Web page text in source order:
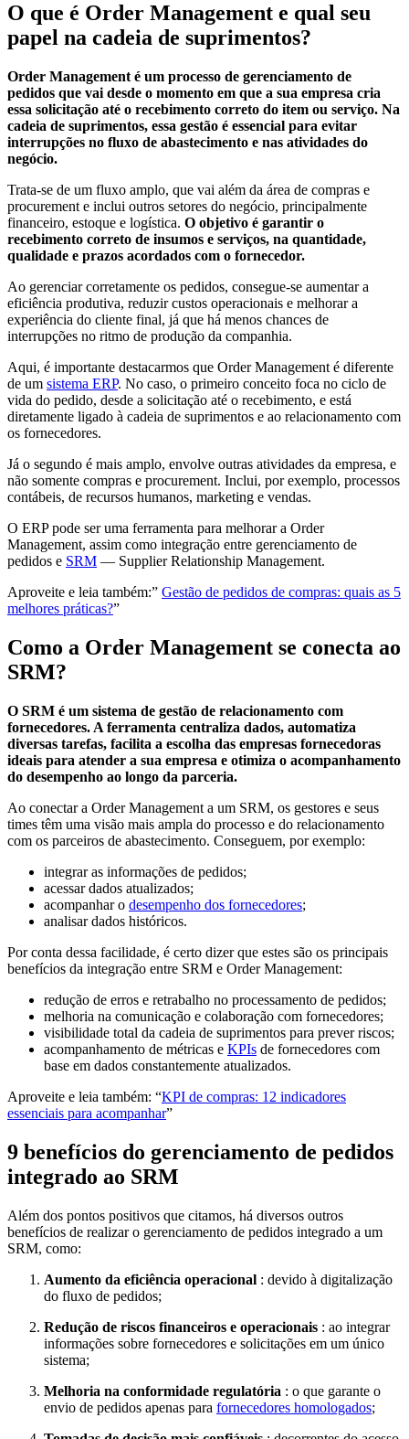
O que é Order Management e qual seu
papel na cadeia de suprimentos?
Order Management é um processo de gerenciamento de
pedidos que vai desde o momento em que a sua empresa cria
essa solicitação até o recebimento correto do item ou serviço. Na
cadeia de suprimentos, essa gestão é essencial para evitar
interrupções no fluxo de abastecimento e nas atividades do
negócio.
Trata-se de um fluxo amplo, que vai além da área de compras e
procurement e inclui outros setores do negócio, principalmente
financeiro, estoque e logística. O objetivo é garantir o
recebimento correto de insumos e serviços, na quantidade,
qualidade e prazos acordados com o fornecedor.
Ao gerenciar corretamente os pedidos, consegue-se aumentar a
eficiência produtiva, reduzir custos operacionais e melhorar a
experiência do cliente final, já que há menos chances de
interrupções no ritmo de produção da companhia.
Aqui, é importante destacarmos que Order Management é diferente
de um sistema ERP. No caso, o primeiro conceito foca no ciclo de
vida do pedido, desde a solicitação até o recebimento, e está
diretamente ligado à cadeia de suprimentos e ao relacionamento com
os fornecedores.
Já o segundo é mais amplo, envolve outras atividades da empresa, e
não somente compras e procurement. Inclui, por exemplo, processos
contábeis, de recursos humanos, marketing e vendas.
O ERP pode ser uma ferramenta para melhorar a Order
Management, assim como integração entre gerenciamento de
pedidos e SRM — Supplier Relationship Management.
Aproveite e leia também:” Gestão de pedidos de compras: quais as 5
melhores práticas?”
Como a Order Management se conecta ao
SRM?
O SRM é um sistema de gestão de relacionamento com
fornecedores. A ferramenta centraliza dados, automatiza
diversas tarefas, facilita a escolha das empresas fornecedoras
ideais para atender a sua empresa e otimiza o acompanhamento
do desempenho ao longo da parceria.
Ao conectar a Order Management a um SRM, os gestores e seus
times têm uma visão mais ampla do processo e do relacionamento
com os parceiros de abastecimento. Conseguem, por exemplo:
integrar as informações de pedidos;
acessar dados atualizados;
acompanhar o desempenho dos fornecedores;
analisar dados históricos.
Por conta dessa facilidade, é certo dizer que estes são os principais
benefícios da integração entre SRM e Order Management:
redução de erros e retrabalho no processamento de pedidos;
melhoria na comunicação e colaboração com fornecedores;
visibilidade total da cadeia de suprimentos para prever riscos;
acompanhamento de métricas e KPIs de fornecedores com
base em dados constantemente atualizados.
Aproveite e leia também: “KPI de compras: 12 indicadores
essenciais para acompanhar”
9 benefícios do gerenciamento de pedidos
integrado ao SRM
Além dos pontos positivos que citamos, há diversos outros
benefícios de realizar o gerenciamento de pedidos integrado a um
SRM, como:
Aumento da eficiência operacional : devido à digitalização
do fluxo de pedidos;
Redução de riscos financeiros e operacionais : ao integrar
informações sobre fornecedores e solicitações em um único
sistema;
Melhoria na conformidade regulatória : o que garante o
envio de pedidos apenas para fornecedores homologados;